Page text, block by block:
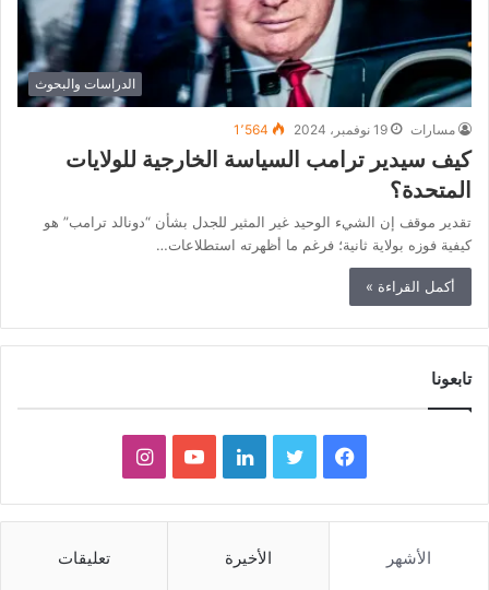
الدراسات والبحوث
مسارات 19 نوفمبر، 2024 1٬564
كيف سيدير ترامب السياسة الخارجية للولايات
المتحدة؟
تقدير موقف إن الشيء الوحيد غير المثير للجدل بشأن “دونالد ترامب” هو
كيفية فوزه بولاية ثانية؛ فرغم ما أظهرته استطلاعات…
أكمل القراءة »
تابعونا
ي
و
ي
و
ن
الأشهر الأخيرة تعليقات